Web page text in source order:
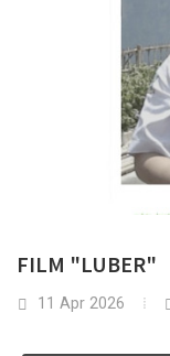
FILM "LUBER"
11 Apr 2026